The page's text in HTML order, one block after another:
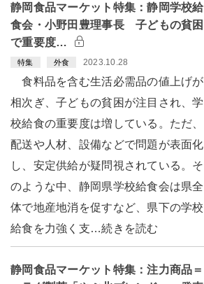
静岡食品マーケット特集：静岡学校給
食会・小野田豊理事長 子どもの貧困
で重要度…
特集 外食 2023.10.28
食料品を含む生活必需品の値上げが
相次ぎ、子どもの貧困が注目され、学
校給食の重要度は増している。ただ、
配送や人材、設備などで問題が表面化
し、安定供給が疑問視されている。そ
のような中、静岡県学校給食会は県全
体で地産地消を促すなど、県下の学校
給食を力強く支…続きを読む
静岡食品マーケット特集：注力商品＝